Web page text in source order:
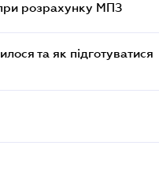
розрахунку МПЗ
та як підготуватися